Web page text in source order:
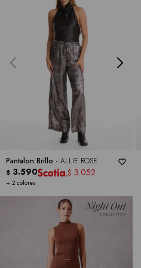
Pantalon Brillo - ALLIE ROSE
+ 2 colores
$ 3.590 $ 3.052